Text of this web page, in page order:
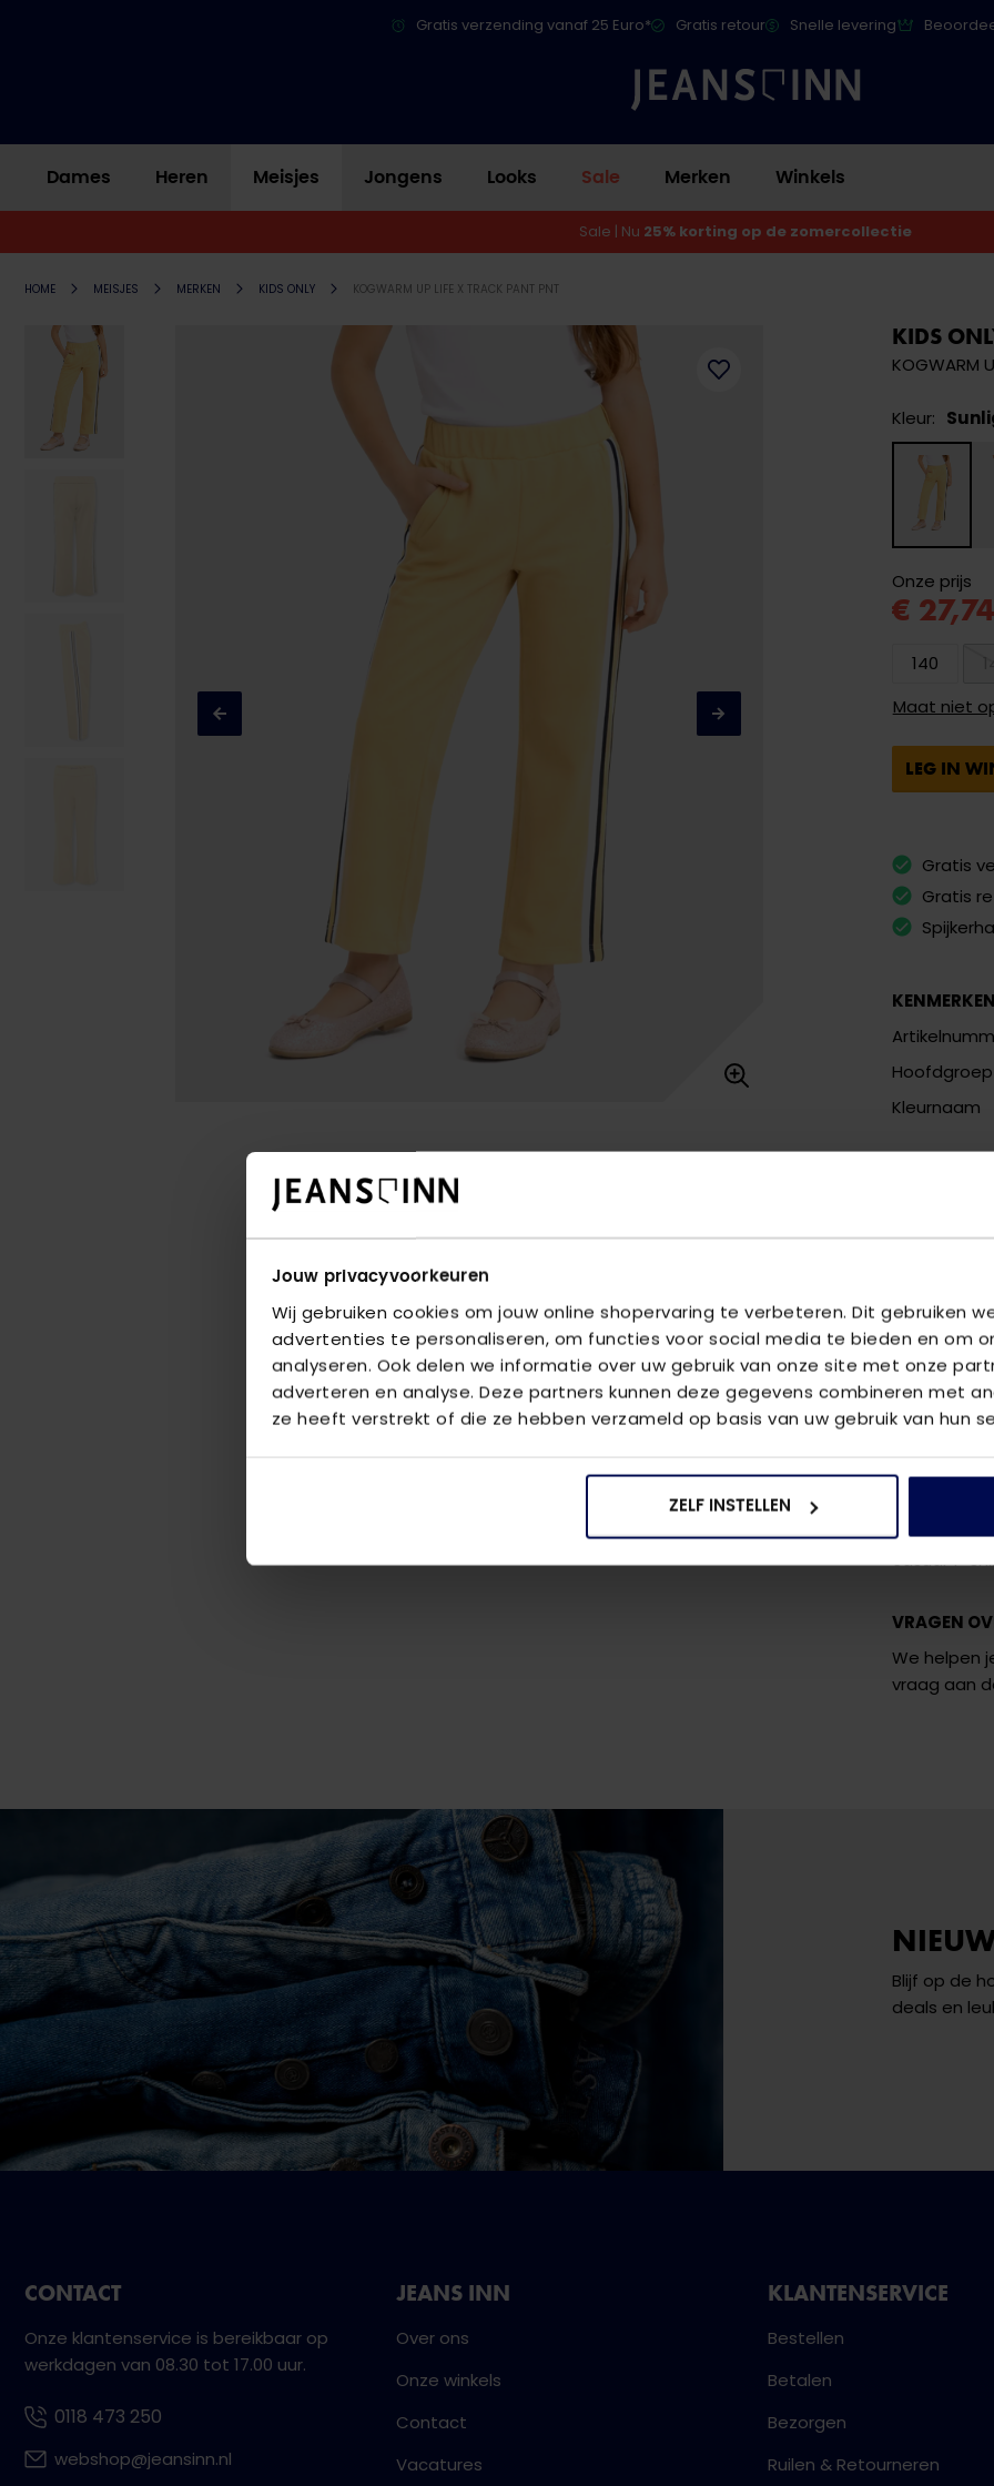
Jouw privacyvoorkeuren
Wij gebruiken cookies om jouw online shopervaring te verbeteren. Dit gebruiken
advertenties te personaliseren, om functies voor social media te bieden en om
analyseren. Ook delen we informatie over uw gebruik van onze site met onze
adverteren en analyse. Deze partners kunnen deze gegevens combineren met
ze heeft verstrekt of die ze hebben verzameld op basis van uw gebruik van hun
ZELF INSTELLEN
Gratis verzending vanaf 25 Euro* Gratis retour Snelle levering
Dames Heren Meisjes Jongens Looks Sale Merken Winkels
Sale | Nu 25% korting op de zomercollectie
HOME MEISJES MERKEN KIDS ONLY KOGWARM UP LIFE X TRACK PANT PNT
KIDS
KOGWARM
Kleur:
Onze prijs
€ 27,74
140
Maat niet
LEG IN
Gratis
Gratis
KENMERKEN
Hoofdgroep
Kleurnaam
De
have voor
en
opvallende
een trendy
met een
een
voor een
waardoor
kun je
casual T-
VRAGEN
We helpen
vraag aan
Blijf op de
deals en
CONTACT
Onze klantenservice is bereikbaar op
werkdagen van 08.30 tot 17.00 uur.
0118 473 250
webshop@jeansinn.nl
JEANS INN
Over ons
Onze winkels
Contact
Vacatures
KLANTENSERVICE
Bestellen
Betalen
Bezorgen
Ruilen & Retourneren